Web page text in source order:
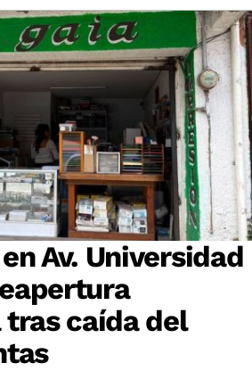
Av. Universidad
caída del